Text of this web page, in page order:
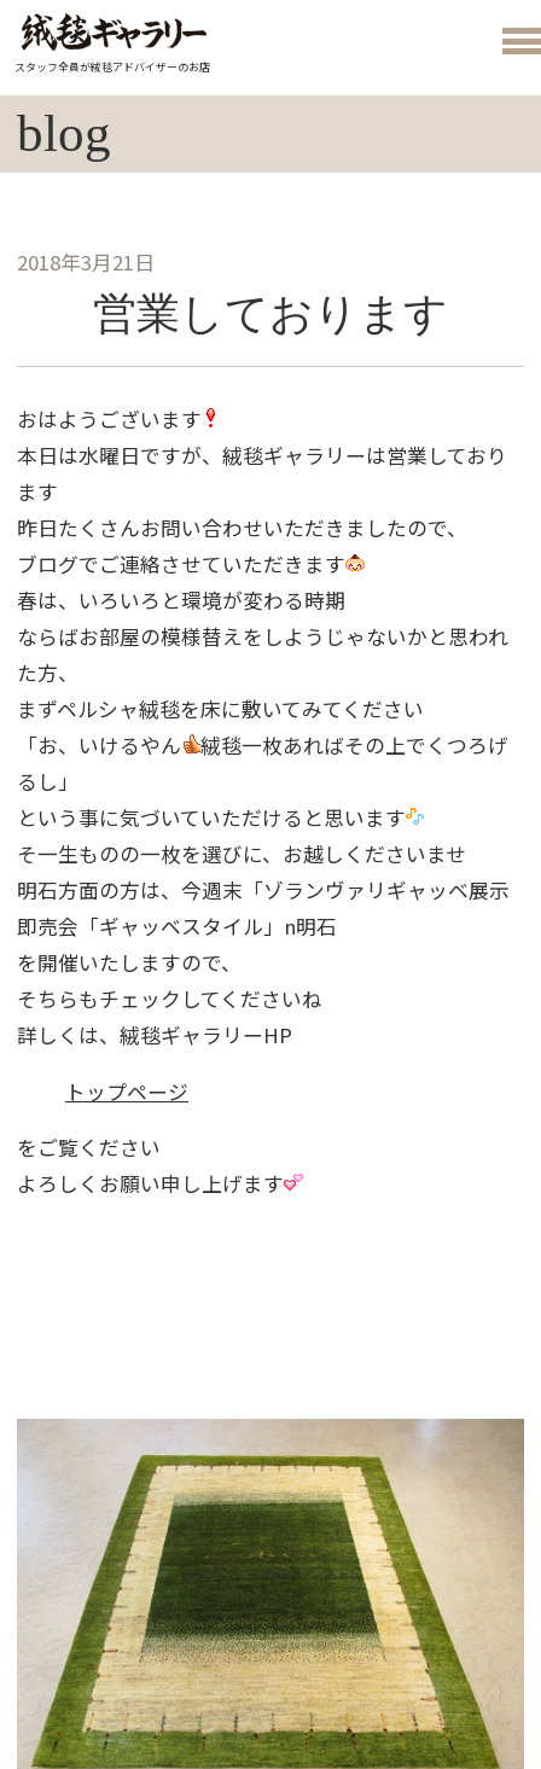
スタッフ全員が絨毯アドバイザーのお店
blog
2018年3月21日
営業しております
おはようございます
本日は水曜日ですが、絨毯ギャラリーは営業しており
ます
昨日たくさんお問い合わせいただきましたので、
ブログでご連絡させていただきます
春は、いろいろと環境が変わる時期
ならばお部屋の模様替えをしようじゃないかと思われ
た方、
まずペルシャ絨毯を床に敷いてみてください
「お、いけるやん
絨毯一枚あればその上でくつろげ
るし」
という事に気づいていただけると思います
そ一生ものの一枚を選びに、お越しくださいませ
明石方面の方は、今週末「ゾランヴァリギャッベ展示
即売会「ギャッベスタイル」n明石
を開催いたしますので、
そちらもチェックしてくださいね
詳しくは、絨毯ギャラリーHP
トップページ
をご覧ください
よろしくお願い申し上げます